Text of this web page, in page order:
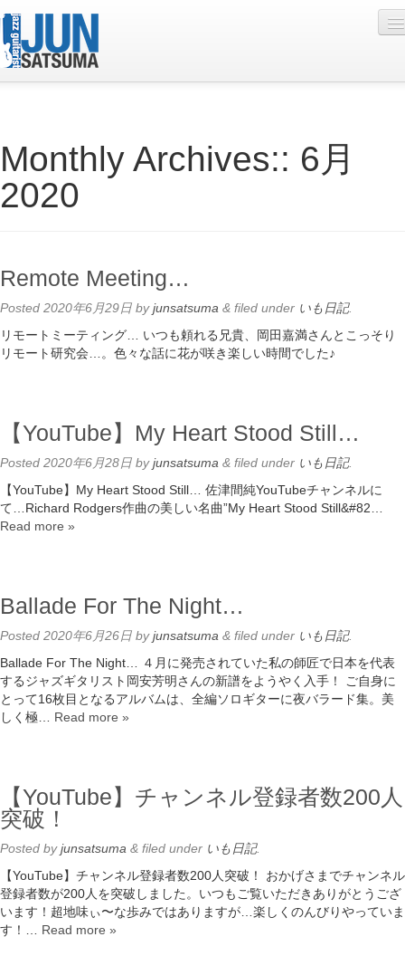
Live Schedule
Discography
YouTube
Monthly Archives:: 6月
2020
Remote Meeting…
Posted 2020年6月29日 byjunsatsuma & filed under いも日記.
リモートミーティング… いつも頼れる兄貴、岡田嘉満さんとこっそり
リモート研究会…。色々な話に花が咲き楽しい時間でした♪
【YouTube】My Heart Stood Still…
Posted 2020年6月28日 byjunsatsuma & filed under いも日記.
【YouTube】My Heart Stood Still… 佐津間純YouTubeチャンネルに
て…Richard Rodgers作曲の美しい名曲”My Heart Stood Still&#82…
Read more »
Ballade For The Night…
Posted 2020年6月26日 byjunsatsuma & filed under いも日記.
Ballade For The Night… ４月に発売されていた私の師匠で日本を代表
するジャズギタリスト岡安芳明さんの新譜をようやく入手！ ご自身に
とって16枚目となるアルバムは、全編ソロギターに夜バラード集。美
しく極… Read more »
【YouTube】チャンネル登録者数200人
突破！
Posted byjunsatsuma & filed under いも日記.
【YouTube】チャンネル登録者数200人突破！ おかげさまでチャンネル
登録者数が200人を突破しました。いつもご覧いただきありがとうござ
います！超地味ぃ〜な歩みではありますが…楽しくのんびりやっていま
す！… Read more »